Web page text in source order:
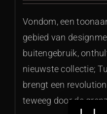
Vondom, een
gebied van
buitengebruik,
nieuwste collectie;
brengt een
teweeg door de